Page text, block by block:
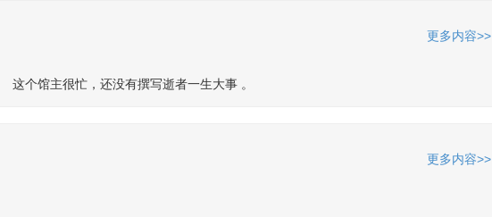
更多内容>>
这个馆主很忙，还没有撰写逝者一生大事 。
更多内容>>